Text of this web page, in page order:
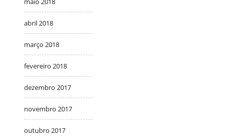
abril 2018
março 2018
fevereiro 2018
dezembro 2017
novembro 2017
outubro 2017